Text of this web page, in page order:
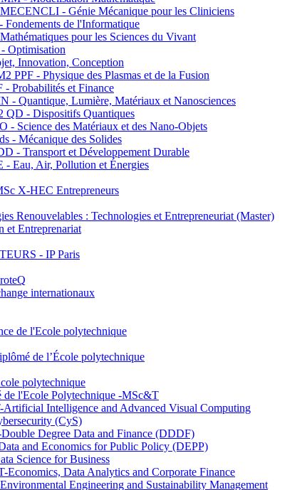
- Génie Mécanique pour les Cliniciens
de l'Informatique
pour les Sciences du Vivant
Optimisation
Innovation, Conception
PPF - Physique des Plasmas et de la Fusion
Probabilités et Finance
Quantique, Lumière, Matériaux et Nanosciences
- Dispositifs Quantiques
Science des Matériaux et des Nano-Objets
- Mécanique des Solides
- Transport et Développement Durable
Eau, Air, Pollution et Énergies
X-HEC Entrepreneurs
Renouvelables : Technologies et Entrepreneuriat (Master)
et Entreprenariat
- IP Paris
internationaux
de l'Ecole polytechnique
de l’École polytechnique
polytechnique
de l'Ecole Polytechnique -MSc&T
Intelligence and Advanced Visual Computing
(CyS)
Degree Data and Finance (DDDF)
and Economics for Public Policy (DEPP)
Science for Business
Data Analytics and Corporate Finance
Engineering and Sustainability Management